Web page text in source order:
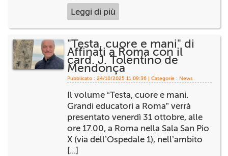
Leggi di più
"Testa, cuore e mani" di
Affinati a Roma con il
card. J. Tolentino de
Mendonça
Pubblicato : 24/10/2025 11:09:36 | Categorie : News
Il volume “Testa, cuore e mani.
Grandi educatori a Roma” verrà
presentato venerdì 31 ottobre, alle
ore 17.00, a Roma nella Sala San Pio
X (via dell’Ospedale 1), nell’ambito
[...]